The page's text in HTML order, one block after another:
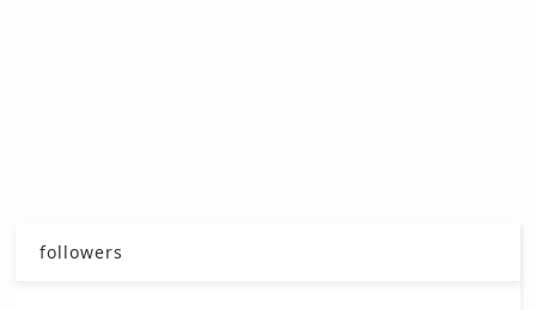
followers